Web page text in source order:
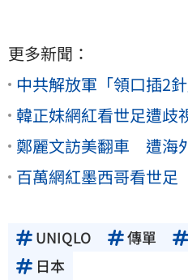
更多新聞：
中共解放軍「領口插2
韓正妹網紅看世足遭
鄭麗文訪美翻車 遭海
百萬網紅墨西哥看世
UNIQLO 傳單
日本